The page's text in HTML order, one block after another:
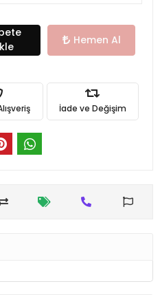
Hemen Al
İade ve Değişim